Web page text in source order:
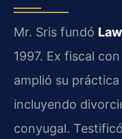
Mr. Sris fundó
1997. Ex fiscal
amplió su
incluyendo
conyugal.